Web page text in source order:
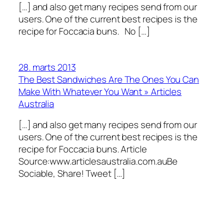
[…] and also get many recipes send from our
users. One of the current best recipes is the
recipe for Foccacia buns. No […]
28. marts 2013
The Best Sandwiches Are The Ones You Can
Make With Whatever You Want » Articles
Australia
[…] and also get many recipes send from our
users. One of the current best recipes is the
recipe for Foccacia buns. Article
Source:www.articlesaustralia.com.auBe
Sociable, Share! Tweet […]